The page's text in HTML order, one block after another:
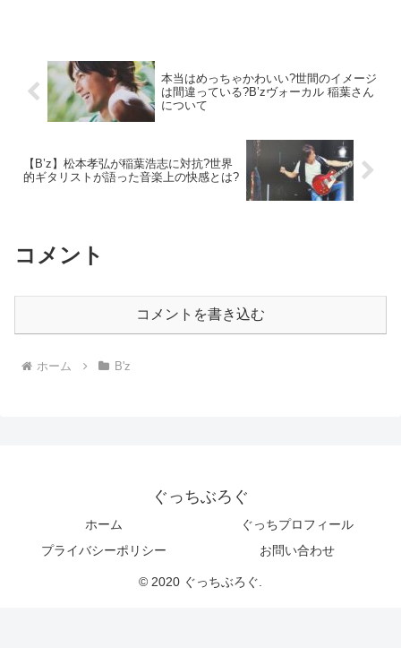
本当はめっちゃかわいい?世間のイメージ
は間違っている?B’zヴォーカル 稲葉さん
について
【B’z】松本孝弘が稲葉浩志に対抗?世界
的ギタリストが語った音楽上の快感とは?
コメント
コメントを書き込む
ホーム B'z
ぐっちぶろぐ
ホーム
ぐっちプロフィール
プライバシーポリシー
お問い合わせ
© 2020 ぐっちぶろぐ.